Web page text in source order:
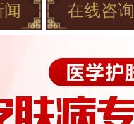
在线咨询